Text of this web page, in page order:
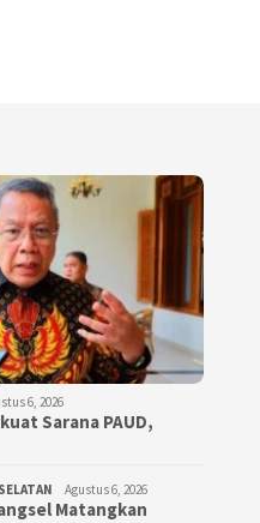
6, 2026
Sarana PAUD,
Agustus 6, 2026
Matangkan